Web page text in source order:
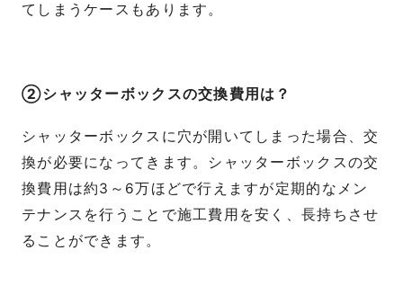
てしまうケースもあります。
②シャッターボックスの交換費用は？
シャッターボックスに穴が開いてしまった場合、交
換が必要になってきます。シャッターボックスの交
換費用は約3～6万ほどで行えますが定期的なメン
テナンスを行うことで施工費用を安く、長持ちさせ
ることができます。